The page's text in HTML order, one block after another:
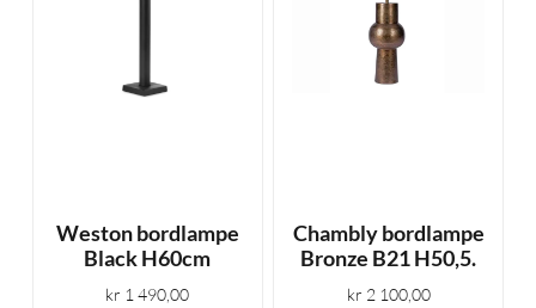
Weston bordlampe
Black H60cm
kr 1 490,00
Chambly bordlampe
Bronze B21 H50,5.
kr 2 100,00